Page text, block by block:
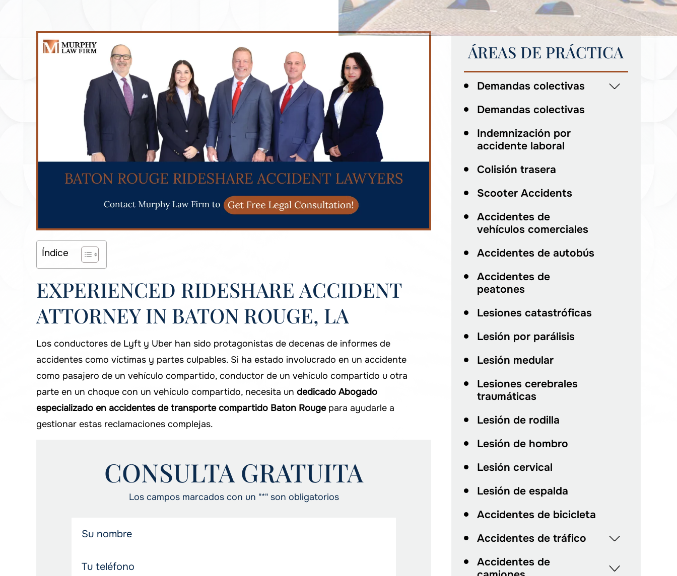
Índice
EXPERIENCED RIDESHARE ACCIDENT
ATTORNEY IN BATON ROUGE, LA
Los conductores de Lyft y Uber han sido protagonistas de decenas de informes de
accidentes como víctimas y partes culpables. Si ha estado involucrado en un accidente
como pasajero de un vehículo compartido, conductor de un vehículo compartido u otra
parte en un choque con un vehículo compartido, necesita un dedicado Abogado
especializado en accidentes de transporte compartido Baton Rougepara ayudarle a
gestionar estas reclamaciones complejas.
CONSULTA GRATUITA
Los campos marcados con un "*" son obligatorios
ÁREAS DE PRÁCTICA
Demandas colectivas
Demandas colectivas
Indemnización por
accidente laboral
Colisión trasera
Scooter Accidents
Accidentes de
vehículos comerciales
Accidentes de autobús
Accidentes de
peatones
Lesiones catastróficas
Lesión por parálisis
Lesión medular
Lesiones cerebrales
traumáticas
Lesión de rodilla
Lesión de hombro
Lesión cervical
Lesión de espalda
Accidentes de bicicleta
Accidentes de tráfico
Accidentes de